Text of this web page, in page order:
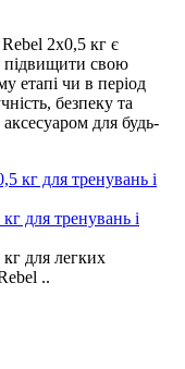
2х0,5 кг є
підвищити свою
етапі чи в період
безпеку та
для будь-
для тренувань і
кг для легких
..